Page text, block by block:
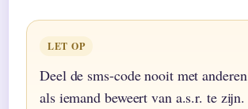
LET OP
Deel de sms-code nooit met
als iemand beweert van a.s.r. te zijn.